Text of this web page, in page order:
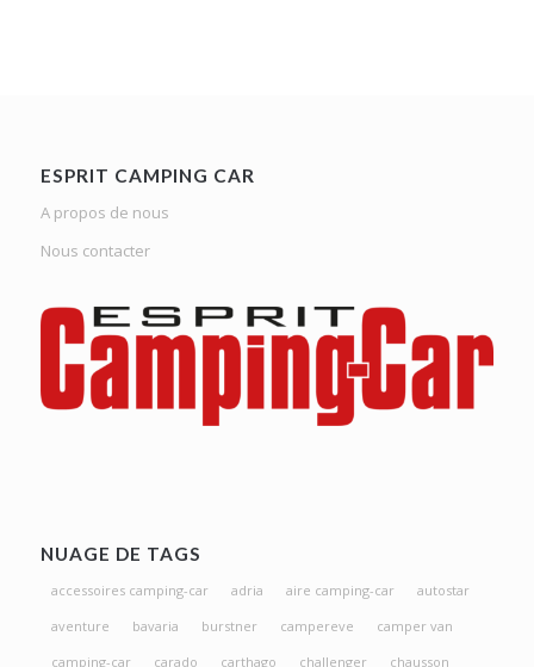
ESPRIT CAMPING CAR
A propos de nous
Nous contacter
NUAGE DE TAGS
accessoires camping-car adria aire camping-car
autostar
aventure
bavaria burstner campereve
camper van
camping-car
carado carthago challenger
chausson